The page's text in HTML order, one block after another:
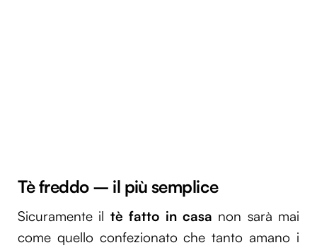
Tè freddo – il più semplice
Sicuramente il tè fatto in casa non sarà mai
come quello confezionato che tanto amano i